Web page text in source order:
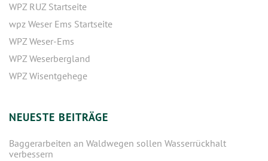
WPZ RUZ Startseite
wpz Weser Ems Startseite
WPZ Weser-Ems
WPZ Weserbergland
WPZ Wisentgehege
NEUESTE BEITRÄGE
Baggerarbeiten an Waldwegen sollen Wasserrückhalt
verbessern